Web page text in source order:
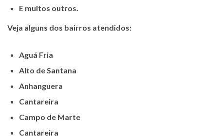
E muitos outros.
Veja alguns dos bairros atendidos:
Aguá Fria
Alto de Santana
Anhanguera
Cantareira
Campo de Marte
Cantareira